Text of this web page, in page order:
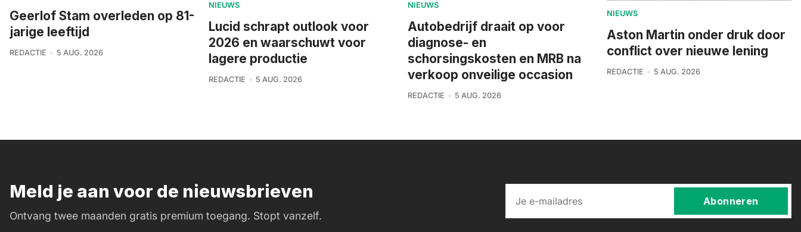
Geerlof Stam overleden op 81-
jarige leeftijd
REDACTIE 5 AUG. 2026
NIEUWS
Lucid schrapt outlook voor
2026 en waarschuwt voor
lagere productie
REDACTIE 5 AUG. 2026
NIEUWS
Autobedrijf draait op voor
diagnose- en
schorsingskosten en MRB na
verkoop onveilige occasion
REDACTIE 5 AUG. 2026
NIEUWS
Aston Martin onder druk door
conflict over nieuwe lening
REDACTIE 5 AUG. 2026
Meld je aan voor de nieuwsbrieven
Ontvang twee maanden gratis premium toegang. Stopt vanzelf.
Abonneren